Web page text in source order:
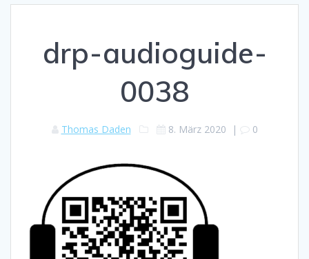
drp-audioguide-
0038
Thomas Daden 8. März 2020 | 0